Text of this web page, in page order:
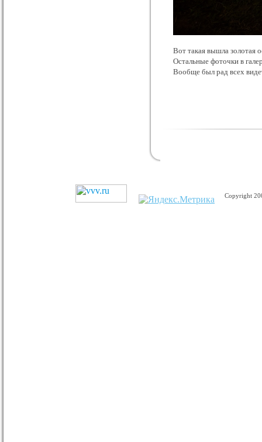
Вот такая вышла золотая
Остальные фоточки в
Вообще был рад всех
Copyright